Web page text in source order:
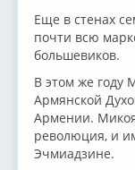
Еще в стенах
почти всю
большевиков.
В этом же году
Армянской
Армении.
революция, и
Эчмиадзине.